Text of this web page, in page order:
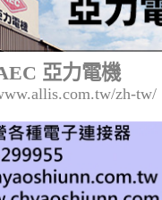
亞力電機
zh-tw/